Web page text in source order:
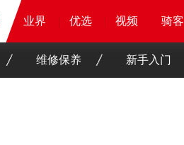
业界 优选 骑客 论坛
业界 优选 骑客 视频
业界 优选 视频 骑客
业界 优选 视频 骑客
维修保养 新手入门